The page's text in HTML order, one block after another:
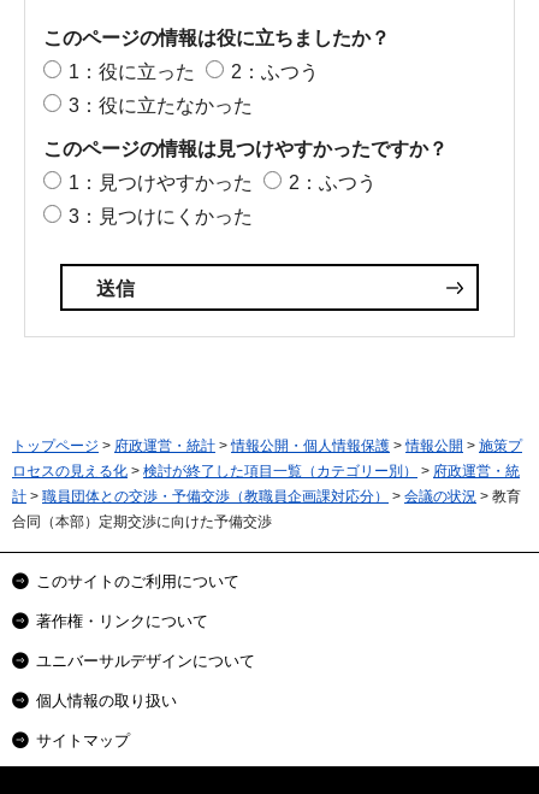
このページの情報は役に立ちましたか？
1：役に立った
2：ふつう
3：役に立たなかった
このページの情報は見つけやすかったですか？
1：見つけやすかった
2：ふつう
3：見つけにくかった
トップページ > 府政運営・統計 >情報公開・個人情報保護 >情報公開 > 施策プ
ロセスの見える化 > 検討が終了した項目一覧（カテゴリー別） > 府政運営・統
計 > 職員団体との交渉・予備交渉（教職員企画課対応分） > 会議の状況 > 教育
合同（本部）定期交渉に向けた予備交渉
このサイトのご利用について
著作権・リンクについて
ユニバーサルデザインについて
個人情報の取り扱い
サイトマップ